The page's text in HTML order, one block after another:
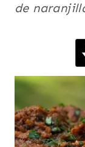
|
RECETAS
de